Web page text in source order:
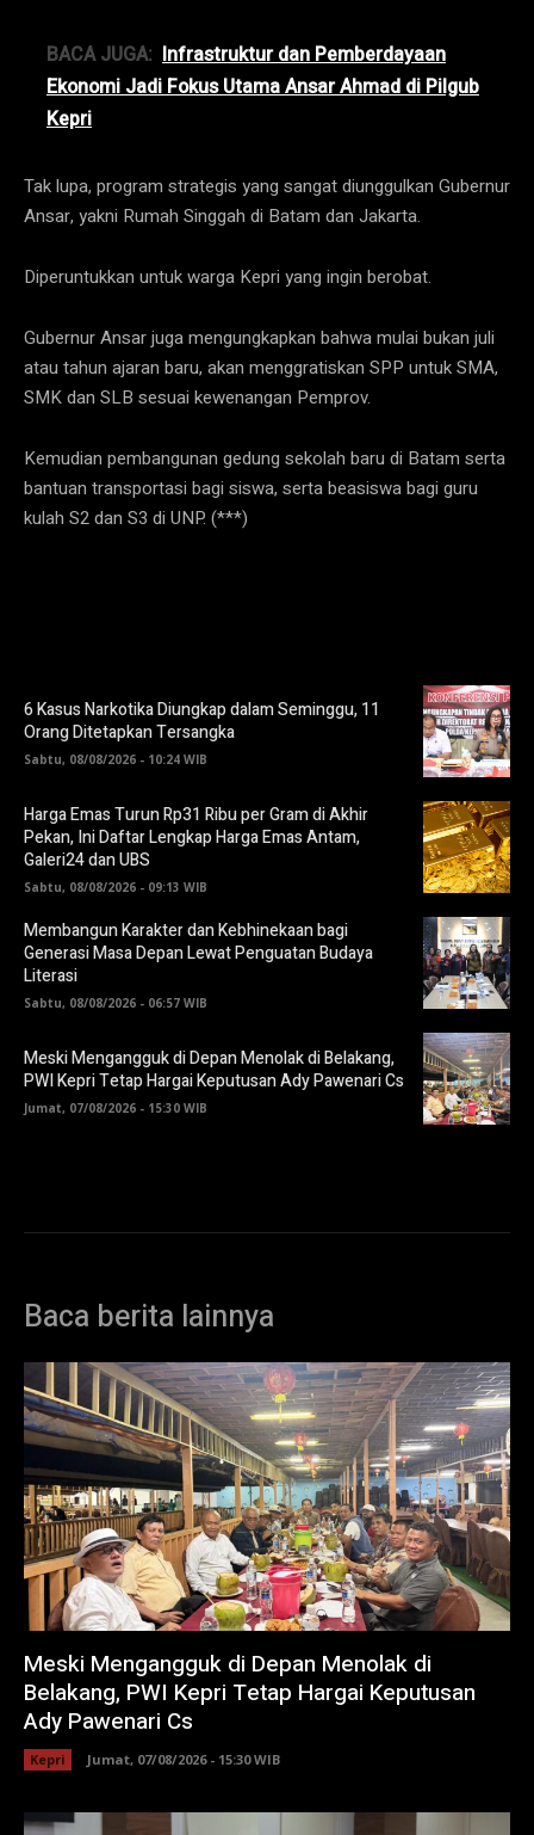
BACA JUGA: Infrastruktur dan Pemberdayaan
Ekonomi Jadi Fokus Utama Ansar Ahmad di Pilgub
Kepri
Tak lupa, program strategis yang sangat diunggulkan Gubernur
Ansar, yakni Rumah Singgah di Batam dan Jakarta.
Diperuntukkan untuk warga Kepri yang ingin berobat.
Gubernur Ansar juga mengungkapkan bahwa mulai bukan juli
atau tahun ajaran baru, akan menggratiskan SPP untuk SMA,
SMK dan SLB sesuai kewenangan Pemprov.
Kemudian pembangunan gedung sekolah baru di Batam serta
bantuan transportasi bagi siswa, serta beasiswa bagi guru
kulah S2 dan S3 di UNP. (***)
6 Kasus Narkotika Diungkap dalam Seminggu, 11
Orang Ditetapkan Tersangka
Sabtu, 08/08/2026 - 10:24 WIB
Harga Emas Turun Rp31 Ribu per Gram di Akhir
Pekan, Ini Daftar Lengkap Harga Emas Antam,
Galeri24 dan UBS
Sabtu, 08/08/2026 - 09:13 WIB
Membangun Karakter dan Kebhinekaan bagi
Generasi Masa Depan Lewat Penguatan Budaya
Literasi
Sabtu, 08/08/2026 - 06:57 WIB
Meski Mengangguk di Depan Menolak di Belakang,
PWI Kepri Tetap Hargai Keputusan Ady Pawenari Cs
Jumat, 07/08/2026 - 15:30 WIB
Baca berita lainnya
Meski Mengangguk di Depan Menolak di
Belakang, PWI Kepri Tetap Hargai Keputusan
Ady Pawenari Cs
Kepri Jumat, 07/08/2026 - 15:30 WIB